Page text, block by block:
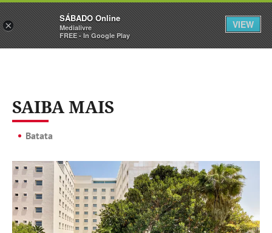
Sábado Assine Iniciar Sessão
SAIBA MAIS
Batata
×
SÁBADO Online
Medialivre
FREE - In Google Play
VIEW